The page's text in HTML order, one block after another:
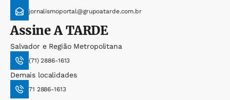
jornalismoportal@grupoatarde.com.br
AssineA TARDE
Salvador e Região Metropolitana
(71) 2886-1613
Demais localidades
71 2886-1613